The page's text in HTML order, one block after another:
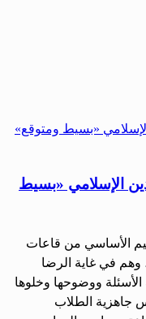
الإسلامي «بسيط
الأساسي من قاعات
وهم في غاية الرضا
ووضوحها وخلوها
جاهزية الطلاب